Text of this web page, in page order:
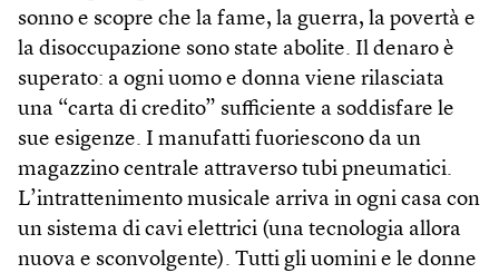
sonno e scopre che la fame, la guerra, la povertà e
la disoccupazione sono state abolite. Il denaro è
superato: a ogni uomo e donna viene rilasciata
una “carta di credito” sufficiente a soddisfare le
sue esigenze. I manufatti fuoriescono da un
magazzino centrale attraverso tubi pneumatici.
L’intrattenimento musicale arriva in ogni casa con
un sistema di cavi elettrici (una tecnologia allora
nuova e sconvolgente). Tutti gli uomini e le donne